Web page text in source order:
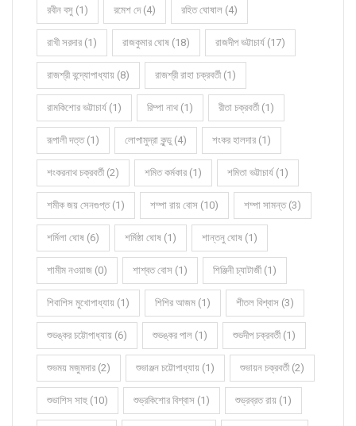
রবীন বসু (1) রমেশ দে (4) রহিত ঘোষাল (4)
রাখী সরদার (1) রাজকুমার ঘোষ (18) রাজদীপ ভট্টাচার্য (17)
রাজশ্রী বন্দ্যোপাধ্যায় (8) রাজশ্রী রাহা চক্রবর্তী (1)
রামকিশোর ভট্টাচার্য (1) রিম্পা নাথ (1) রীতা চক্রবর্তী (1)
রূপালী দত্ত (1) লোপামুদ্রা কুন্ডু (4) শংকর হালদার (1)
শংকরনাথ চক্রবর্তী (2) শমিত কর্মকার (1) শমিতা ভট্টাচার্য (1)
শমীক জয় সেনগুপ্ত (1) শম্পা রায় বোস (10) শম্পা সামন্ত (3)
শর্মিলা ঘোষ (6) শর্মিষ্ঠা ঘোষ (1) শান্তনু ঘোষ (1)
শামীম নওয়াজ (0) শাশ্বত বোস (1) শিঞ্জিনী চ্যাটার্জী (1)
শিবাশিস মুখোপাধ্যায় (1) শিশির আজম (1) শীতল বিশ্বাস (3)
শুভঙ্কর চট্টোপাধ্যায় (6) শুভঙ্কর পাল (1) শুভদীপ চক্রবর্তী (1)
শুভময় মজুমদার (2) শুভাঞ্জন চট্টোপাধ্যায় (1) শুভায়ন চক্রবর্তী (2)
শুভাশিস সাহু (10) শুভ্রকিশোর বিশ্বাস (1) শুভ্রব্রত রায় (1)